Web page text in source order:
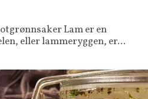
Lam er en
eller lammeryggen, er...